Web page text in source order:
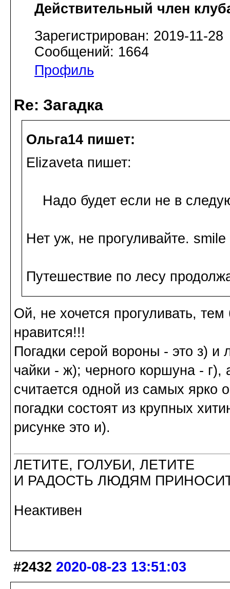
Действительный член
Зарегистрирован: 2019-11-28
Сообщений: 1664
Профиль
Re: Загадка
Ольга14 пишет:
Elizaveta пишет:
Надо будет если не в
Нет уж, не прогуливайте. smile
Путешествие по лесу
Ой, не хочется прогуливать,
нравится!!!
Погадки серой вороны - это з) и
чайки - ж); черного коршуна -
считается одной из самых
погадки состоят из крупных
рисунке это и).
ЛЕТИТЕ, ГОЛУБИ, ЛЕТИТЕ
И РАДОСТЬ ЛЮДЯМ
Неактивен
#2432 2020-08-23 13:51:03